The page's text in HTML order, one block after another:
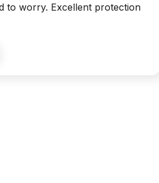
to worry. Excellent protection